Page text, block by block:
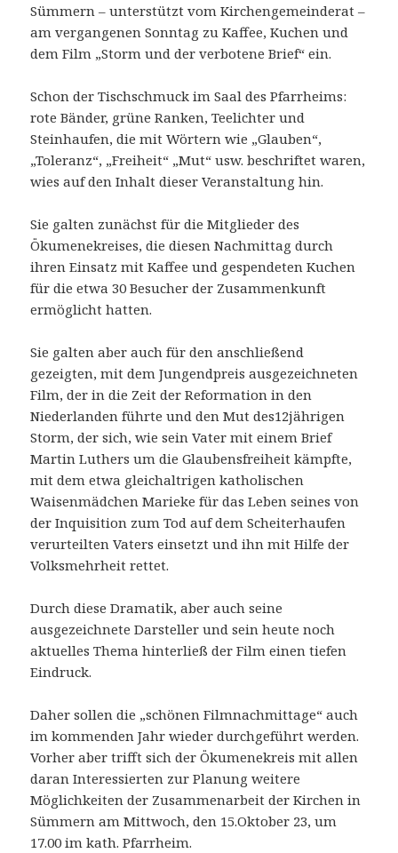
Sümmern – unterstützt vom Kirchengemeinderat –
am vergangenen Sonntag zu Kaffee, Kuchen und
dem Film „Storm und der verbotene Brief“ ein.
Schon der Tischschmuck im Saal des Pfarrheims:
rote Bänder, grüne Ranken, Teelichter und
Steinhaufen, die mit Wörtern wie „Glauben“,
„Toleranz“, „Freiheit“ „Mut“ usw. beschriftet waren,
wies auf den Inhalt dieser Veranstaltung hin.
Sie galten zunächst für die Mitglieder des
Ökumenekreises, die diesen Nachmittag durch
ihren Einsatz mit Kaffee und gespendeten Kuchen
für die etwa 30 Besucher der Zusammenkunft
ermöglicht hatten.
Sie galten aber auch für den anschließend
gezeigten, mit dem Jungendpreis ausgezeichneten
Film, der in die Zeit der Reformation in den
Niederlanden führte und den Mut des12jährigen
Storm, der sich, wie sein Vater mit einem Brief
Martin Luthers um die Glaubensfreiheit kämpfte,
mit dem etwa gleichaltrigen katholischen
Waisenmädchen Marieke für das Leben seines von
der Inquisition zum Tod auf dem Scheiterhaufen
verurteilten Vaters einsetzt und ihn mit Hilfe der
Volksmehrheit rettet.
Durch diese Dramatik, aber auch seine
ausgezeichnete Darsteller und sein heute noch
aktuelles Thema hinterließ der Film einen tiefen
Eindruck.
Daher sollen die „schönen Filmnachmittage“ auch
im kommenden Jahr wieder durchgeführt werden.
Vorher aber trifft sich der Ökumenekreis mit allen
daran Interessierten zur Planung weitere
Möglichkeiten der Zusammenarbeit der Kirchen in
Sümmern am Mittwoch, den 15.Oktober 23, um
17.00 im kath. Pfarrheim.